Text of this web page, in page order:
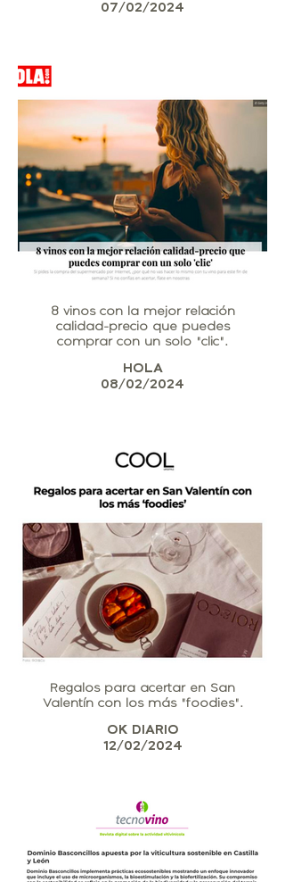
07/02/2024
8 vinos con la mejor relación
calidad-precio que puedes
comprar con un solo "clic".
HOLA
08/02/2024
Regalos para acertar en San
Valentín con los más "foodies".
OK DIARIO
12/02/2024